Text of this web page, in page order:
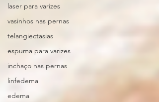
laser para varizes
vasinhos nas pernas
telangiectasias
espuma para varizes
inchaço nas pernas
linfedema
edema